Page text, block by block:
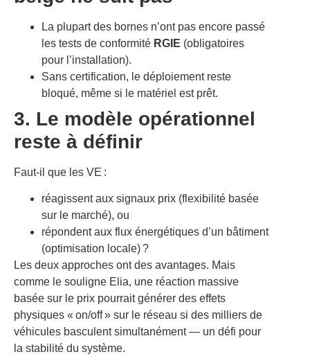
La plupart des bornes n’ont pas encore passé
les tests de conformité RGIE (obligatoires
pour l’installation).
Sans certification, le déploiement reste
bloqué, même si le matériel est prêt.
3. Le modèle opérationnel
reste à définir
Faut-il que les VE :
réagissent aux signaux prix (flexibilité basée
sur le marché), ou
répondent aux flux énergétiques d’un bâtiment
(optimisation locale) ?
Les deux approches ont des avantages. Mais
comme le souligne Elia, une réaction massive
basée sur le prix pourrait générer des effets
physiques « on/off » sur le réseau si des milliers de
véhicules basculent simultanément — un défi pour
la stabilité du système.